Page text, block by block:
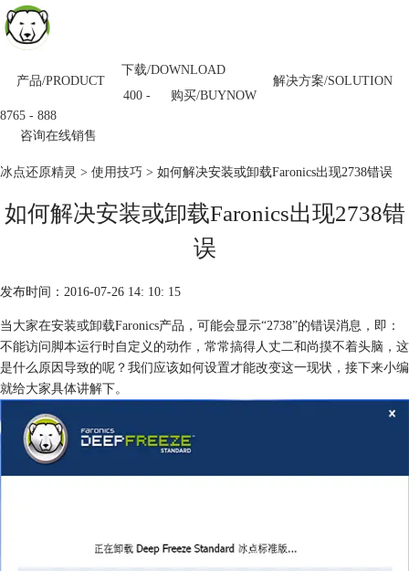
产品/PRODUCT 解决方案/SOLUTION
下载/DOWNLOAD
购买/BUYNOW
400 -
8765 - 888
咨询在线销售
冰点还原精灵 > 使用技巧 > 如何解决安装或卸载Faronics出现2738错误
如何解决安装或卸载Faronics出现2738错
误
发布时间：2016-07-26 14: 10: 15
当大家在安装或卸载Faronics产品，可能会显示“2738”的错误消息，即：
不能访问脚本运行时自定义的动作，常常搞得人丈二和尚摸不着头脑，这
是什么原因导致的呢？我们应该如何设置才能改变这一现状，接下来小编
就给大家具体讲解下。